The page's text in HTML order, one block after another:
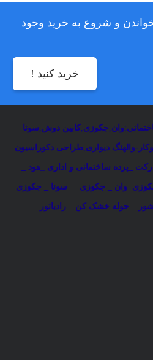
و شروع به خرید وجود
خرید کنید !
:وان,جکوزی,کابین دوش,سونا
والهنگ دیواری,طراحی دکوراسیون
_پرده ساختمانی و اداری _هود _
وان _ جکوزی سونا _ جکوزی
_ حوله خشک کن _ رادیاتور